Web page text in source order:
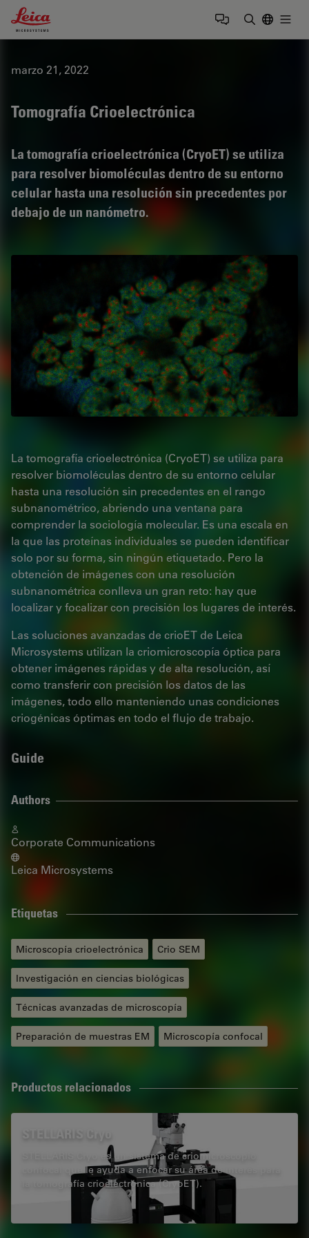
Leica Microsystems Logo
marzo 21, 2022
Tomografía Crioelectrónica
La tomografía crioelectrónica (CryoET) se utiliza
para resolver biomoléculas dentro de su entorno
celular hasta una resolución sin precedentes por
debajo de un nanómetro.
La tomografía crioelectrónica (CryoET) se utiliza para
resolver biomoléculas dentro de su entorno celular
hasta una resolución sin precedentes en el rango
subnanométrico, abriendo una ventana para
comprender la sociología molecular. Es una escala en
la que las proteínas individuales se pueden identificar
solo por su forma, sin ningún etiquetado. Pero la
obtención de imágenes con una resolución
subnanométrica conlleva un gran reto: hay que
localizar y focalizar con precisión los lugares de interés.
Las soluciones avanzadas de crioET de Leica
Microsystems utilizan la criomicroscopía óptica para
obtener imágenes rápidas y de alta resolución, así
como transferir con precisión los datos de las
imágenes, todo ello manteniendo unas condiciones
criogénicas óptimas en todo el flujo de trabajo.
Guide
Authors
Corporate Communications
Leica Microsystems
Etiquetas
Microscopía crioelectrónica Crio SEM
Investigación en ciencias biológicas
Técnicas avanzadas de microscopía
Preparación de muestras EM Microscopía confocal
Productos relacionados
STELLARIS Cryo
STELLARIS Cryo es un sistema de criomicroscopio
confocal que le ayuda a enfocar su área de interés para
la tomografía crioelectrónica (CryoET).